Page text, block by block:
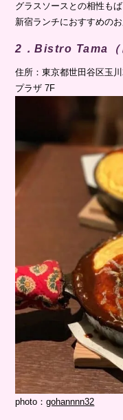
グラスソースとの相性も
新宿ランチにおすすめのお
2．Bistro Tama（
住所：東京都世田谷区玉
プラザ 7F
photo：gohannnn32